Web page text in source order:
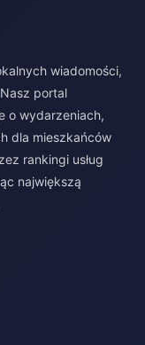
wiadomości,
portal
o wydarzeniach,
dla mieszkańców
rankingi usług
największą